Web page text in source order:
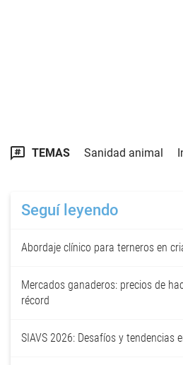
TEMAS Sanidad animal
Seguí leyendo
Abordaje clínico para terneros en
Mercados ganaderos: precios de
récord
SIAVS 2026: Desafíos y tendencias